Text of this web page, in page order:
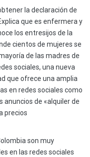
la declaración de
que es enfermera y
los entresijos de la
cientos de mujeres se
de las madres de
sociales, una nueva
que ofrece una amplia
en redes sociales como
anuncios de «alquiler de
precios
son muy
en las redes sociales